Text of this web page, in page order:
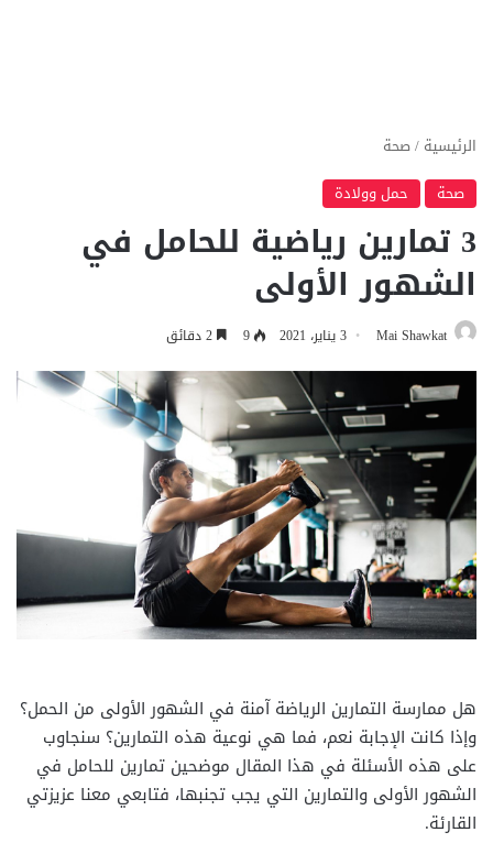
الرئيسية /صحة
صحة
حمل وولادة
3 تمارين رياضية للحامل في
الشهور الأولى
Mai Shawkat 3 يناير، 2021 9
هل ممارسة التمارين الرياضة آمنة في الشهور الأولى من الحمل؟
وإذا كانت الإجابة نعم، فما هي نوعية هذه التمارين؟ سنجاوب
على هذه الأسئلة في هذا المقال موضحين تمارين للحامل في
الشهور الأولى والتمارين التي يجب تجنبها، فتابعي معنا عزيزتي
القارئة.